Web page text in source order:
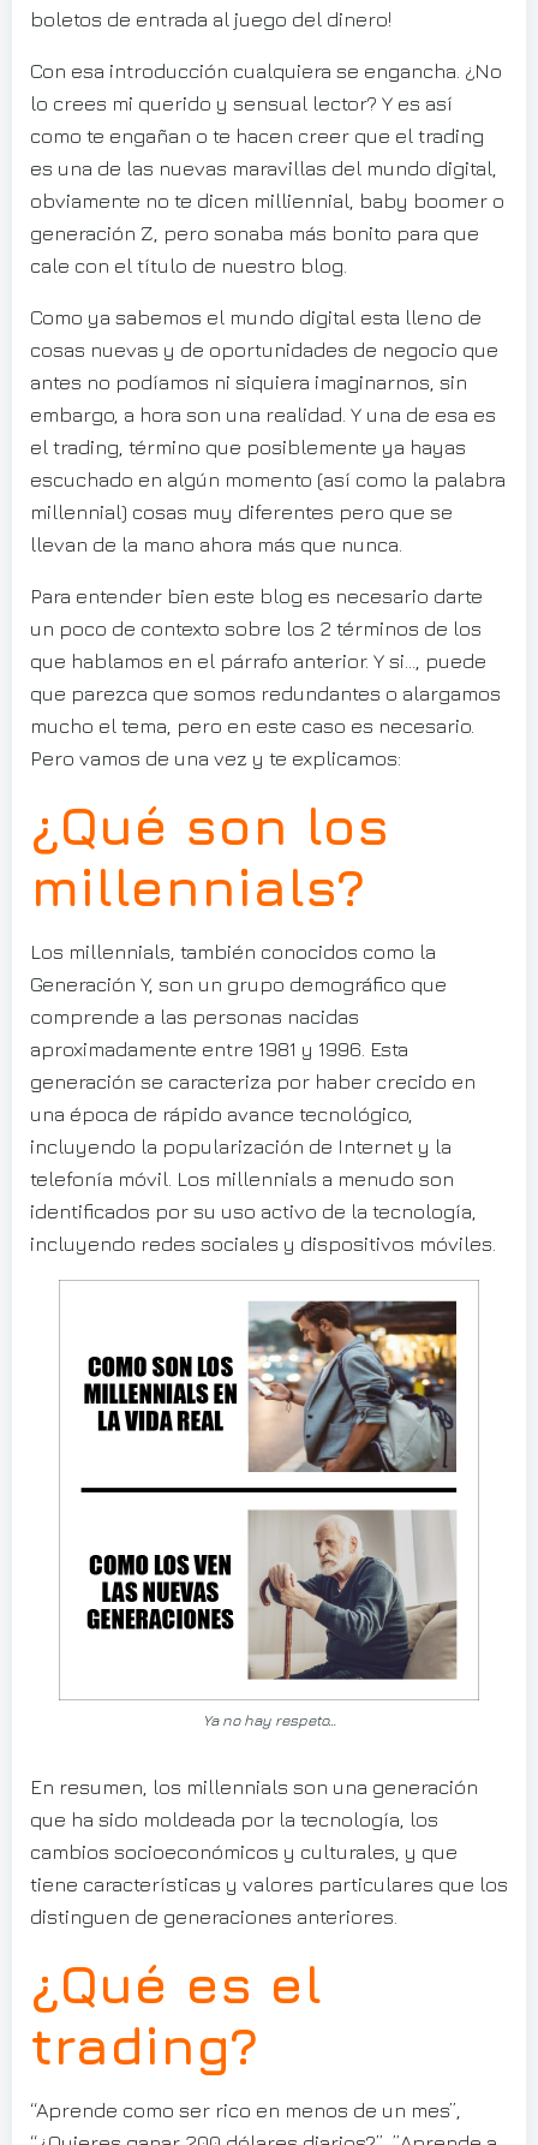
boletos de entrada al juego del dinero!
Con esa introducción cualquiera se engancha. ¿No
lo crees mi querido y sensual lector? Y es así
como te engañan o te hacen creer que el trading
es una de las nuevas maravillas del mundo digital,
obviamente no te dicen milliennial, baby boomer o
generación Z, pero sonaba más bonito para que
cale con el título de nuestro blog.
Como ya sabemos el mundo digital esta lleno de
cosas nuevas y de oportunidades de negocio que
antes no podíamos ni siquiera imaginarnos, sin
embargo, a hora son una realidad. Y una de esa es
el trading, término que posiblemente ya hayas
escuchado en algún momento (así como la palabra
millennial) cosas muy diferentes pero que se
llevan de la mano ahora más que nunca.
Para entender bien este blog es necesario darte
un poco de contexto sobre los 2 términos de los
que hablamos en el párrafo anterior. Y si…, puede
que parezca que somos redundantes o alargamos
mucho el tema, pero en este caso es necesario.
Pero vamos de una vez y te explicamos:
¿Qué son los
millennials?
Los millennials, también conocidos como la
Generación Y, son un grupo demográfico que
comprende a las personas nacidas
aproximadamente entre 1981 y 1996. Esta
generación se caracteriza por haber crecido en
una época de rápido avance tecnológico,
incluyendo la popularización de Internet y la
telefonía móvil. Los millennials a menudo son
identificados por su uso activo de la tecnología,
incluyendo redes sociales y dispositivos móviles.
Ya no hay respeto…
En resumen, los millennials son una generación
que ha sido moldeada por la tecnología, los
cambios socioeconómicos y culturales, y que
tiene características y valores particulares que los
distinguen de generaciones anteriores.
¿Qué es el
trading?
“Aprende como ser rico en menos de un mes”,